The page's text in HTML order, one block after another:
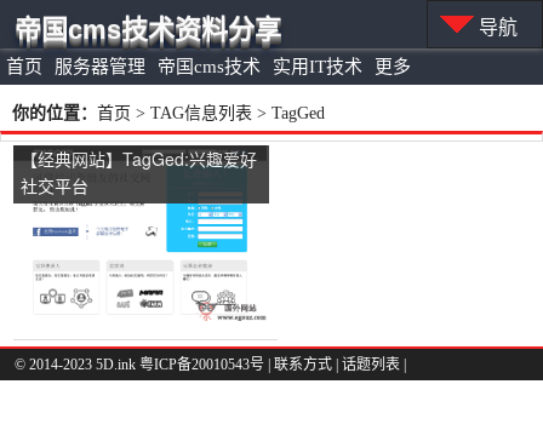
首页 服务器管理 帝国cms技术 实用IT技术 更多
帝国cms技术资料分享 导航
你的位置： 首页 > TAG信息列表 > TagGed
【经典网站】TagGed:兴趣爱好
社交平台
© 2014-2023 5D.ink 粤ICP备20010543号 联系方式 话题列表